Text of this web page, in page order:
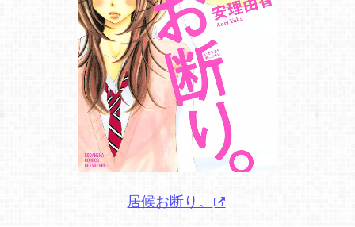
居候お断り。